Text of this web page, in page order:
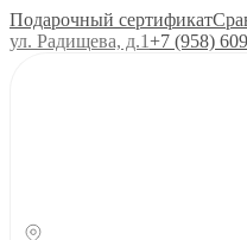
Подарочный сертификат
ул. Радищева, д.1+7 (958)